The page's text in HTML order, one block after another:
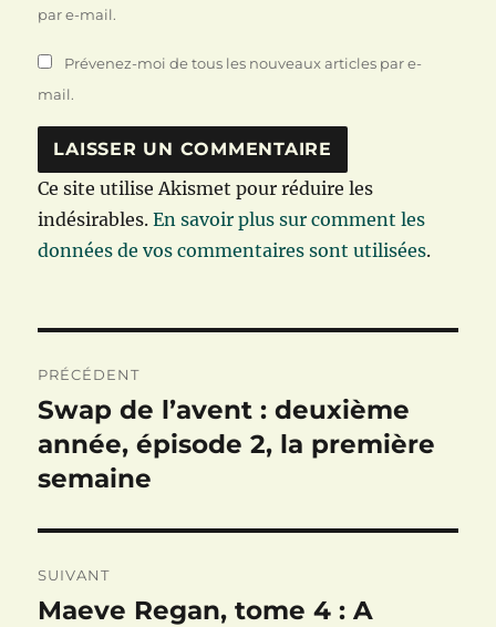
par e-mail.
Prévenez-moi de tous les nouveaux articles par e-
mail.
Ce site utilise Akismet pour réduire les
indésirables.En savoir plus sur comment les
données de vos commentaires sont utilisées.
de
l’article
PRÉCÉDENT
Publication
précédente :
Swap de l’avent : deuxième
année, épisode 2, la première
semaine
SUIVANT
Publication
Maeve Regan, tome 4 : A